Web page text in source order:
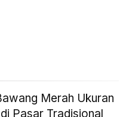
Merah Ukuran
Pasar Tradisional